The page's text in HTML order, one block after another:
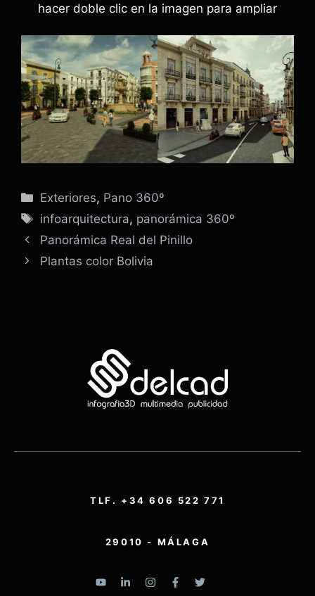
hacer doble clic en la imagen para ampliar
Categorías
Exteriores, Pano 360º
Etiquetas
infoarquitectura, panorámica 360º
Panorámica Real del Pinillo
Plantas color Bolivia
TLF. +34 606 522 771
29010 - MÁLAGA